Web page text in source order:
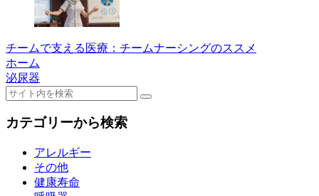
チームで支える医療：チームナーシングのススメ
ホーム
泌尿器
カテゴリーから検索
アレルギー
その他
健康寿命